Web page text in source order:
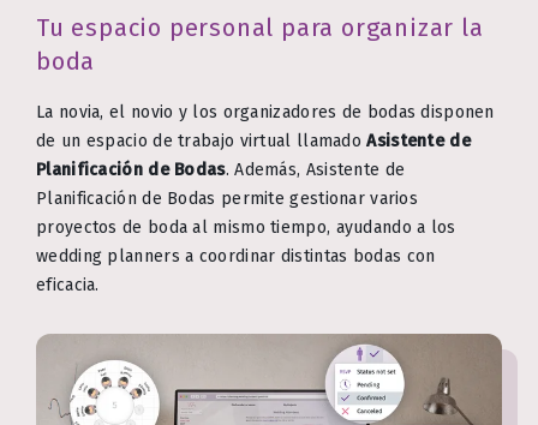
Tu espacio personal para organizar la
boda
La novia, el novio y los organizadores de bodas disponen
de un espacio de trabajo virtual llamadoAsistente de
Planificación de Bodas. Además, Asistente de
Planificación de Bodas permite gestionar varios
proyectos de boda al mismo tiempo, ayudando a los
wedding planners a coordinar distintas bodas con
eficacia.